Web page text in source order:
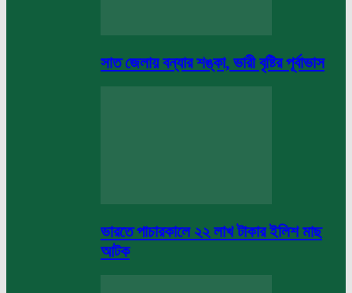
সাত জেলায় বন্যার শঙ্কা, ভারী বৃষ্টির পূর্বাভাস
ভারতে পাচারকালে ২২ লাখ টাকার ইলিশ মাছ
আটক